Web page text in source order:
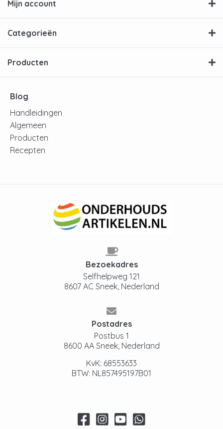
Mijn account
Categorieën
Producten
Blog
Handleidingen
Algemeen
Producten
Recepten
Bezoekadres
Selfhelpweg 121
8607 AC Sneek, Nederland
Postadres
Postbus 1
8600 AA Sneek, Nederland
KvK: 68553633
BTW: NL857495197B01